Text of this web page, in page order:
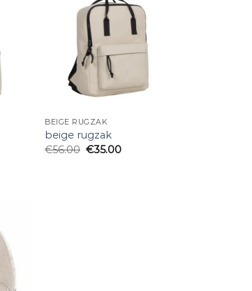
BEIGE RUGZAK
beige rugzak
€56.00 €35.00